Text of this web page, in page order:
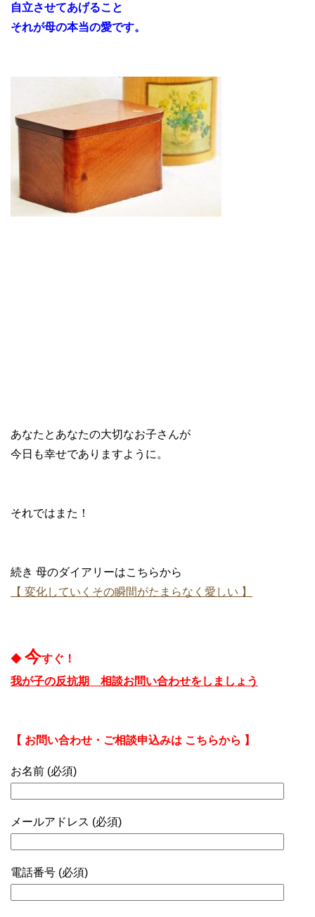
自立させてあげること
それが母の本当の愛です。
あなたとあなたの大切なお子さんが
今日も幸せでありますように。
それではまた！
続き 母のダイアリーはこちらから
【 変化していくその瞬間がたまらなく愛しい 】
◆ 今すぐ！
我が子の反抗期 相談お問い合わせをしましょう
【 お問い合わせ・ご相談申込みは こちらから 】
お名前 (必須)
メールアドレス (必須)
電話番号 (必須)